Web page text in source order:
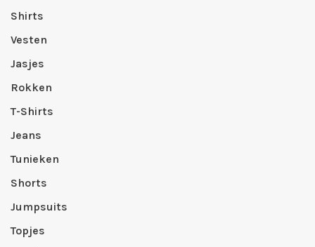
Shirts
Vesten
Jasjes
Rokken
T-Shirts
Jeans
Tunieken
Shorts
Jumpsuits
Topjes